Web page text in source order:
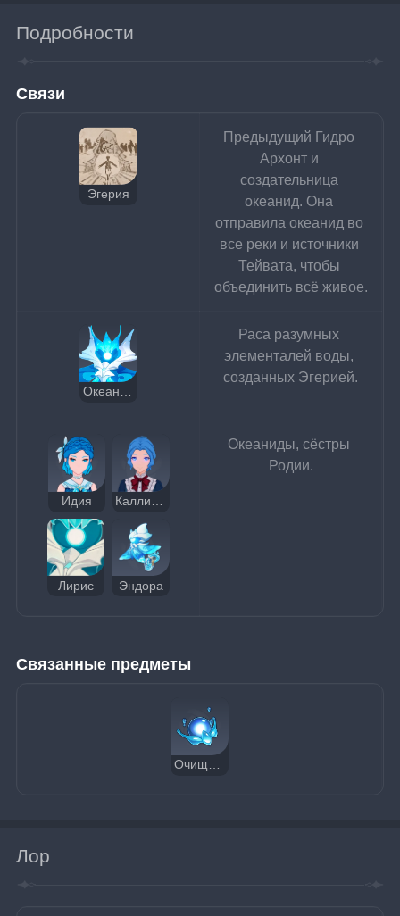
Подробности
Связи
Эгерия
Предыдущий Гидро
Архонт и
создательница
океанид. Она
отправила океанид во
все реки и источники
Тейвата, чтобы
объединить всё живое.
Океаниды
Раса разумных
элементалей воды,
созданных Эгерией.
Идия Каллироя
Лирис Эндора
Океаниды, сёстры
Родии.
Связанные предметы
Очищающее сердце
Лор